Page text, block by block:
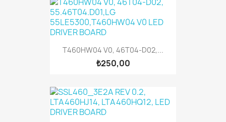
T460HW04 V0, 46T04-D02,...
₺250,00